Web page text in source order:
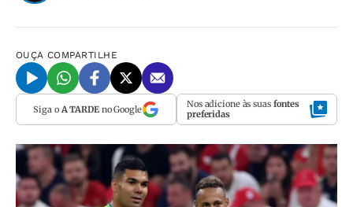
OUÇA COMPARTILHE
Siga o A TARDEno Google Nos adicione às suas fontes
preferidas